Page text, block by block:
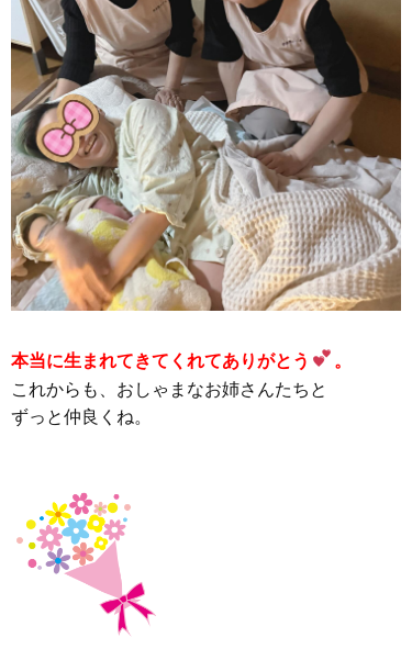
本当に生まれてきてくれてありがとう
。
これからも、おしゃまなお姉さんたちと
ずっと仲良くね。